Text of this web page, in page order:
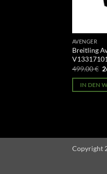
AVENGER
Breitling
499.00€
IN DEN
Copyright